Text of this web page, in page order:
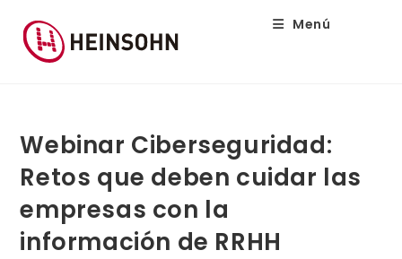
Menú
Webinar Ciberseguridad:
Retos que deben cuidar las
empresas con la
información de RRHH